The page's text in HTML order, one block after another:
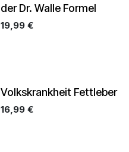
der Dr. Walle Formel
19,99€
Volkskrankheit Fettleber
16,99€